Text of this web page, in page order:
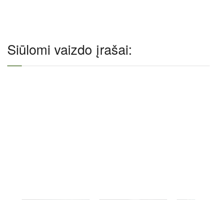
Siūlomi vaizdo įrašai: